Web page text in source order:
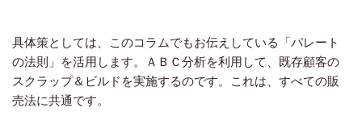
具体策としては、このコラムでもお伝えしている「パレート
の法則」を活用します。ＡＢＣ分析を利用して、既存顧客の
スクラップ＆ビルドを実施するのです。これは、すべての販
売法に共通です。